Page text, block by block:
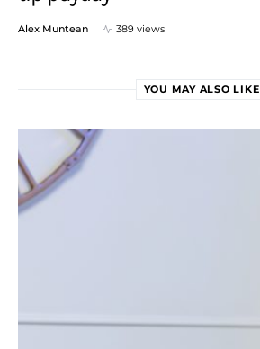
Alex Muntean 389 views
YOU MAY ALSO LIKE